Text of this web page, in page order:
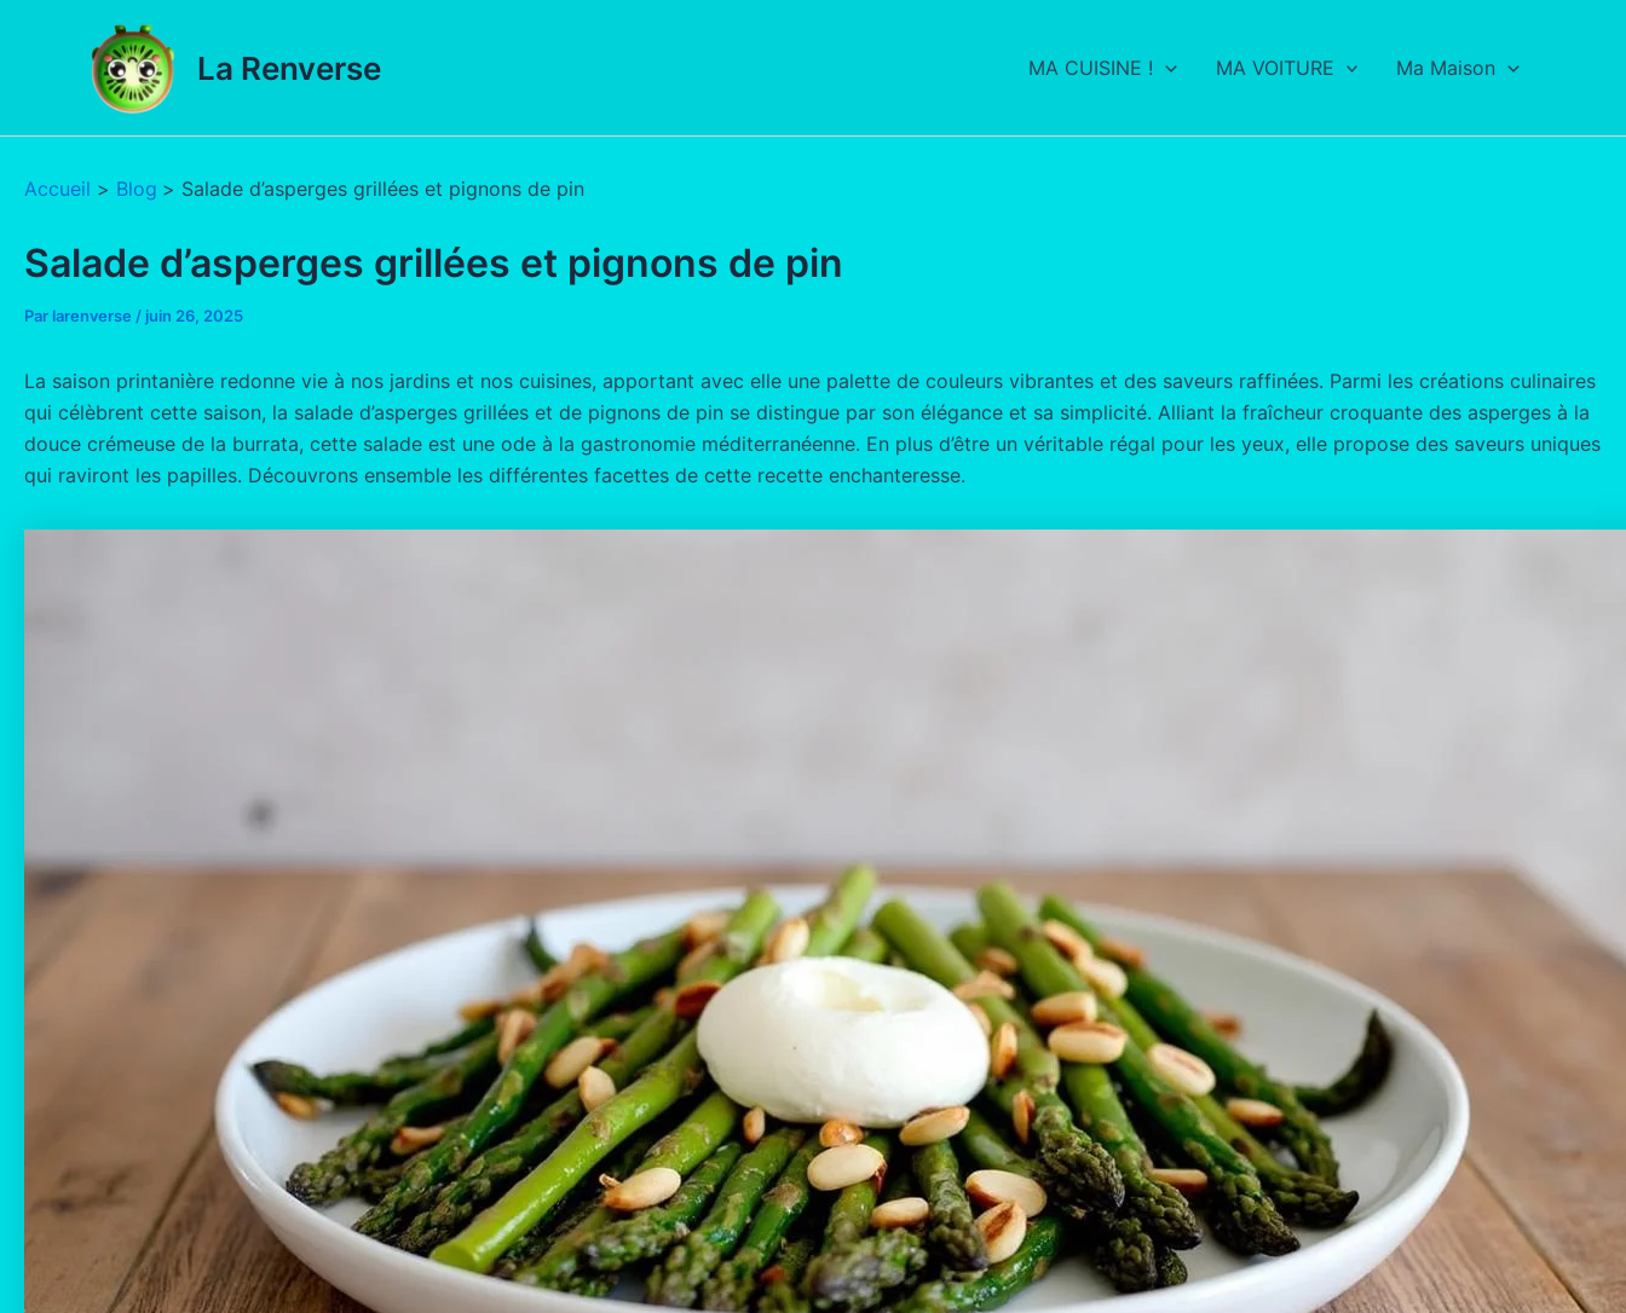
La Renverse MA CUISINE ! MA VOITURE Ma Maison
Accueil Blog Salade d’asperges grillées et pignons de pin
Salade d’asperges grillées et pignons de pin
Par larenverse / juin 26, 2025
La saison printanière redonne vie à nos jardins et nos cuisines, apportant avec elle une palette de couleurs vibrantes et des saveurs raffinées. Parmi les créations culinaires
qui célèbrent cette saison, la salade d’asperges grillées et de pignons de pin se distingue par son élégance et sa simplicité. Alliant la fraîcheur croquante des asperges à la
douce crémeuse de la burrata, cette salade est une ode à la gastronomie méditerranéenne. En plus d’être un véritable régal pour les yeux, elle propose des saveurs uniques
qui raviront les papilles. Découvrons ensemble les différentes facettes de cette recette enchanteresse.